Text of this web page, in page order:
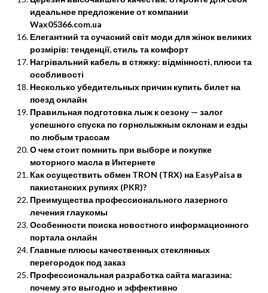
идеальное предложение от компании
Wax05366.com.ua
Елегантний та сучасний світ моди для жінок великих
розмірів: тенденції, стиль та комфорт
Нагрівальний кабель в стяжку: відмінності, плюси та
особливості
Несколько убедительных причин купить билет на
поезд онлайн
Правильная подготовка лыж к сезону — залог
успешного спуска по горнолыжным склонам и езды
по любым трассам
О чем стоит помнить при выборе и покупке
моторного масла в Интернете
Как осуществить обмен TRON (TRX) на EasyPaisa в
пакистанских рупиях (PKR)?
Преимущества профессионального лазерного
лечения глаукомы
Особенности поиска новостного информационного
портала онлайн
Главные плюсы качественных стеклянных
перегородок под заказ
Профессиональная разработка сайта магазина:
почему это выгодно и эффективно